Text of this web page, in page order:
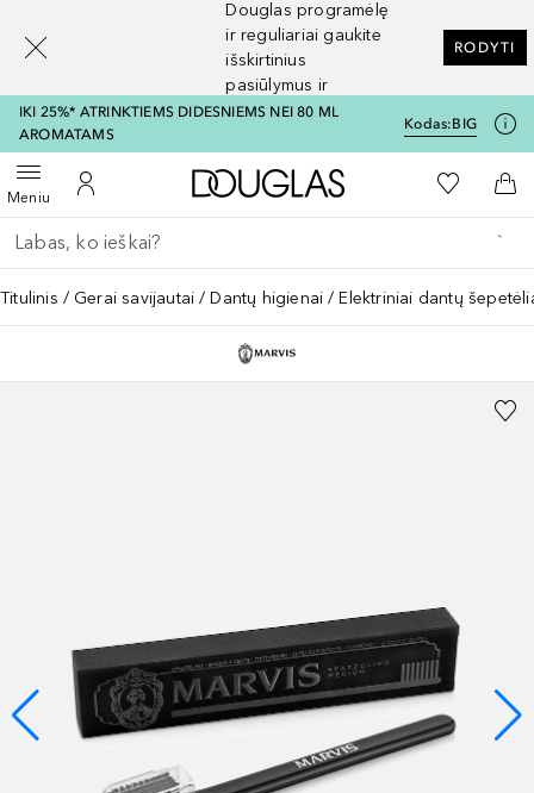
Douglas programėlę
ir reguliariai gaukite
išskirtinius
pasiūlymus ir
nuolaidas
RODYTI
IKI 25%* ATRINKTIEMS DIDESNIEMS NEI 80 ML
AROMATAMS
Kodas:BIG
MeniuAtidaryti meniuĮ mano paskyrą
Į Douglas pagrindinį
Į mano
Į
Grįžk atgal
Vykdykite paiešką
Titulinis Gerai savijautai Dantų higienai Elektriniai dantų
[navigation.slideout.screenreader]